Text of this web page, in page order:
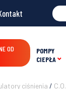
OD
POMPY
CIEPŁA
ciśnienia / C.O.